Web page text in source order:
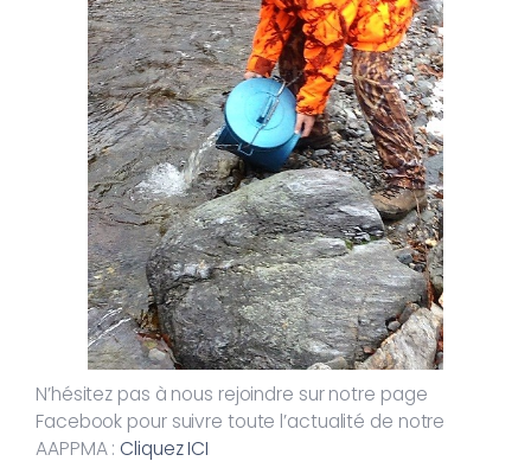
N’hésitez pas à nous rejoindre sur notre page
Facebook pour suivre toute l’actualité de notre
AAPPMA : Cliquez ICI